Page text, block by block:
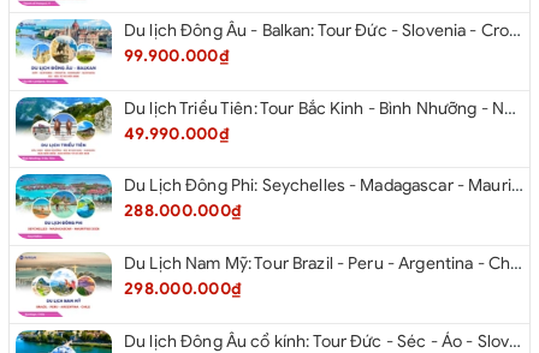
Du lịch Đông Âu - Balkan: Tour Đức - Slovenia - Croatia - Hungary - Slovakia - Áo - Séc từ Hà Nội 2026
99.900.000₫
Du lịch Triều Tiên: Tour Bắc Kinh - Bình Nhưỡng - Núi Myohyang - Kaesong - Bàn Môn Điếm - Đan Đông từ Hà Nội 2026
49.990.000₫
Du Lịch Đông Phi: Seychelles - Madagascar - Mauritius 2026
288.000.000₫
Du Lịch Nam Mỹ: Tour Brazil - Peru - Argentina - Chile 2026
298.000.000₫
Du lịch Đông Âu cổ kính: Tour Đức - Séc - Áo - Slovakia - Hungary - Ba Lan từ Hà Nội 2026